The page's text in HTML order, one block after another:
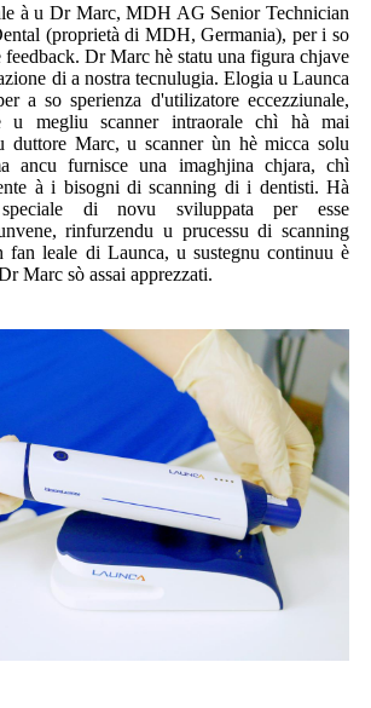
à u Dr Marc, MDH AG Senior Technician
(proprietà di MDH, Germania), per i so
Dr Marc hè statu una figura chjave
di a nostra tecnulugia. Elogia u Launca
a so sperienza d'utilizatore eccezziunale,
u megliu scanner intraorale chì hà mai
duttore Marc, u scanner ùn hè micca solu
ancu furnisce una imaghjina chjara, chì
à i bisogni di scanning di i dentisti. Hà
di novu sviluppata per esse
rinfurzendu u prucessu di scanning
fan leale di Launca, u sustegnu continuu è
Marc sò assai apprezzati.